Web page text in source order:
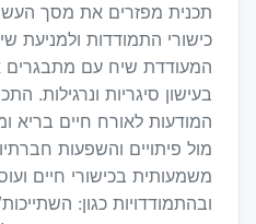
תכנית מפזרים את מסך
כישורי התמודדות ולמניעת
המעודדת שיח עם מתבגרים
בעישון סיגריות ונרגילות.
המודעות לאורח חיים בריא
מול פיתויים והשפעות
משמעותית בכישורי חיים
ובהתמודדויות כגון: